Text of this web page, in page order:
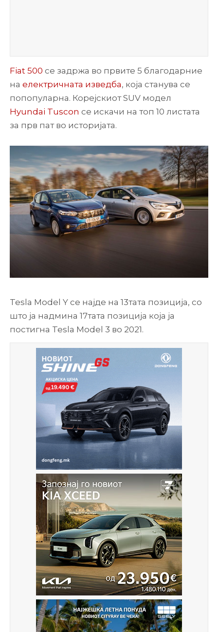
Fiat 500 се задржа во првите 5 благодарние
на електричната изведба, која станува се
попопуларна. Корејскиот SUV модел
Hyundai Tuscon се искачи на топ 10 листата
за прв пат во историјата.
Tesla Model Y се најде на 13тата позиција, со
што ја надмина 17тата позиција која ја
постигна Tesla Model 3 во 2021.